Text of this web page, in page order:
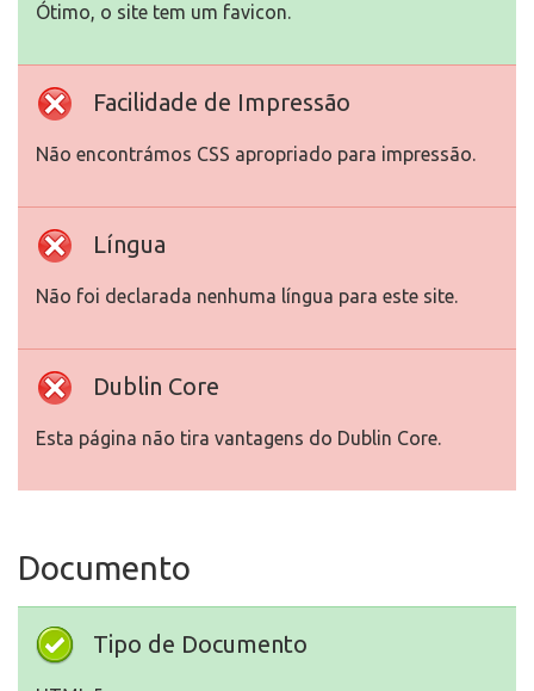
Ótimo, o site tem um favicon.
Facilidade de Impressão
Não encontrámos CSS apropriado para impressão.
Língua
Não foi declarada nenhuma língua para este site.
Dublin Core
Esta página não tira vantagens do Dublin Core.
Documento
Tipo de Documento